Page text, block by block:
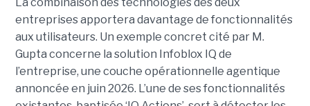
entreprises apportera davantage de fonctionnalités
aux utilisateurs. Un exemple concret cité par M.
Gupta concerne la solution Infoblox IQ de
l’entreprise, une couche opérationnelle agentique
annoncée en juin 2026. L’une de ses fonctionnalités